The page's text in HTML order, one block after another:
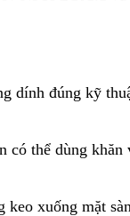
dính đúng kỹ
thể dùng khăn
keo xuống mặt